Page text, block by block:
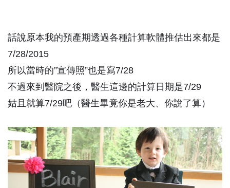
話說原本我的預產期透過各種計算軟體推估出來都是
7/28/2015
所以當時的”宣傳照”也是寫7/28
不過來到醫院之後，醫生這邊的計算日期是7/29
姑且就算7/29吧（醫生畢竟你是老大、你說了算）